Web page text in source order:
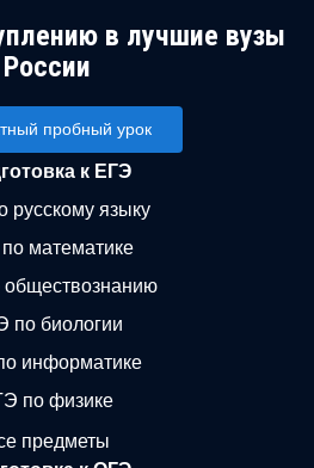
в лучшие вузы
России
пробный урок
к ЕГЭ
русскому языку
математике
по биологии
информатике
по физике
предметы